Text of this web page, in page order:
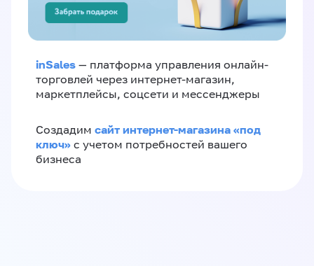
inSales — платформа управления онлайн-
торговлей через интернет-магазин,
маркетплейсы, соцсети и мессенджеры
Создадим сайт интернет-магазина «под
ключ» с учетом потребностей вашего
бизнеса